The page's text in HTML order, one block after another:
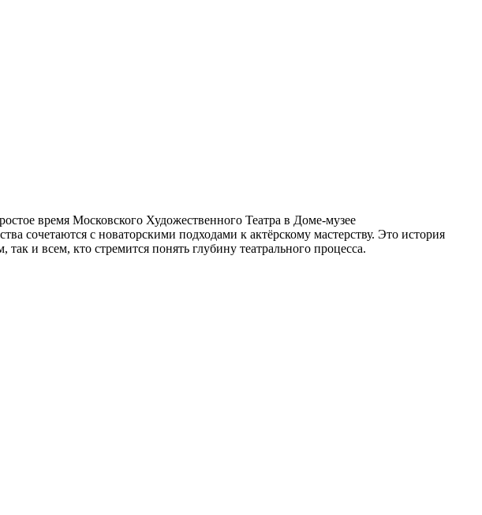
время Московского Художественного Театра в Доме-музее
сочетаются с новаторскими подходами к актёрскому мастерству. Это история
и всем, кто стремится понять глубину театрального процесса.